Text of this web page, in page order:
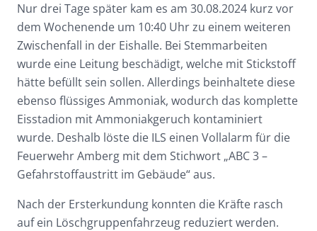
Nur drei Tage später kam es am 30.08.2024 kurz vor
dem Wochenende um 10:40 Uhr zu einem weiteren
Zwischenfall in der Eishalle. Bei Stemmarbeiten
wurde eine Leitung beschädigt, welche mit Stickstoff
hätte befüllt sein sollen. Allerdings beinhaltete diese
ebenso flüssiges Ammoniak, wodurch das komplette
Eisstadion mit Ammoniakgeruch kontaminiert
wurde. Deshalb löste die ILS einen Vollalarm für die
Feuerwehr Amberg mit dem Stichwort „ABC 3 –
Gefahrstoffaustritt im Gebäude“ aus.
Nach der Ersterkundung konnten die Kräfte rasch
auf ein Löschgruppenfahrzeug reduziert werden.